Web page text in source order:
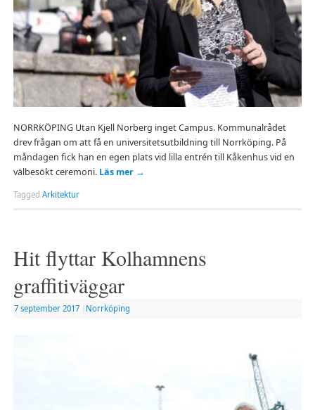
NORRKÖPING Utan Kjell Norberg inget Campus. Kommunalrådet
drev frågan om att få en universitetsutbildning till Norrköping. På
måndagen fick han en egen plats vid lilla entrén till Kåkenhus vid en
välbesökt ceremoni. Läs mer →
Tagged Arkitektur
Hit flyttar Kolhamnens
graffitiväggar
7 september 2017 Norrköping